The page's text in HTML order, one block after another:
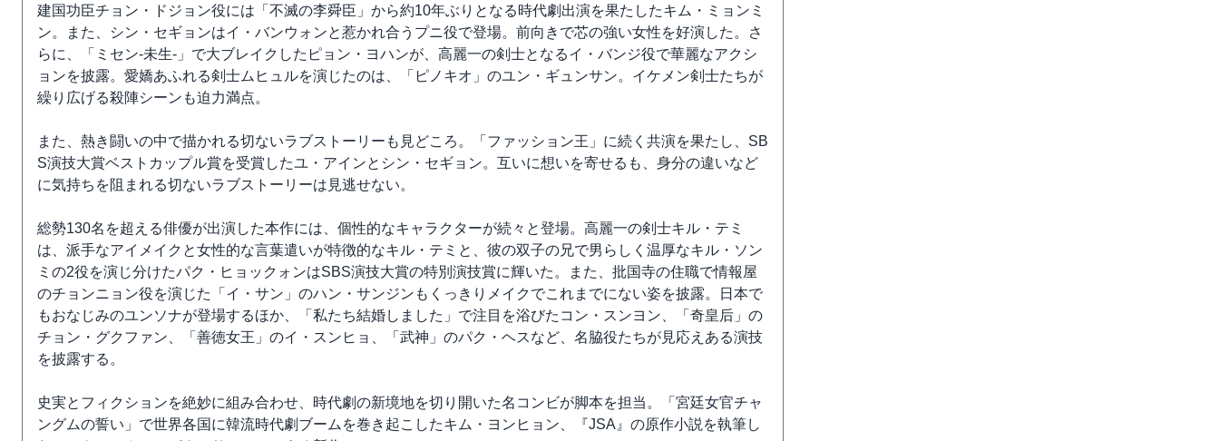
建国功臣チョン・ドジョン役には「不滅の李舜臣」から約10年ぶりとなる時代劇出演を果たしたキム・ミョンミ
ン。また、シン・セギョンはイ・バンウォンと惹かれ合うプニ役で登場。前向きで芯の強い女性を好演した。さ
らに、「ミセン-未生-」で大ブレイクしたピョン・ヨハンが、高麗一の剣士となるイ・バンジ役で華麗なアクシ
ョンを披露。愛嬌あふれる剣士ムヒュルを演じたのは、「ピノキオ」のユン・ギュンサン。イケメン剣士たちが
繰り広げる殺陣シーンも迫力満点。
また、熱き闘いの中で描かれる切ないラブストーリーも見どころ。「ファッション王」に続く共演を果たし、SB
S演技大賞ベストカップル賞を受賞したユ・アインとシン・セギョン。互いに想いを寄せるも、身分の違いなど
に気持ちを阻まれる切ないラブストーリーは見逃せない。
総勢130名を超える俳優が出演した本作には、個性的なキャラクターが続々と登場。高麗一の剣士キル・テミ
は、派手なアイメイクと女性的な言葉遣いが特徴的なキル・テミと、彼の双子の兄で男らしく温厚なキル・ソン
ミの2役を演じ分けたパク・ヒョックォンはSBS演技大賞の特別演技賞に輝いた。また、批国寺の住職で情報屋
のチョンニョン役を演じた「イ・サン」のハン・サンジンもくっきりメイクでこれまでにない姿を披露。日本で
もおなじみのユンソナが登場するほか、「私たち結婚しました」で注目を浴びたコン・スンヨン、「奇皇后」の
チョン・グクファン、「善徳女王」のイ・スンヒョ、「武神」のパク・ヘスなど、名脇役たちが見応えある演技
を披露する。
史実とフィクションを絶妙に組み合わせ、時代劇の新境地を切り開いた名コンビが脚本を担当。「宮廷女官チャ
ングムの誓い」で世界各国に韓流時代劇ブームを巻き起こしたキム・ヨンヒョン、『JSA』の原作小説を執筆し